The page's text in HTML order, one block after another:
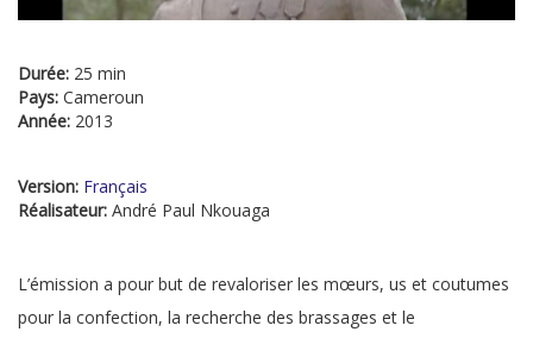
Durée: 25 min
Pays: Cameroun
Année: 2013
Version: Français
Réalisateur: André Paul Nkouaga
L’émission a pour but de revaloriser les mœurs, us et coutumes
pour la confection, la recherche des brassages et le